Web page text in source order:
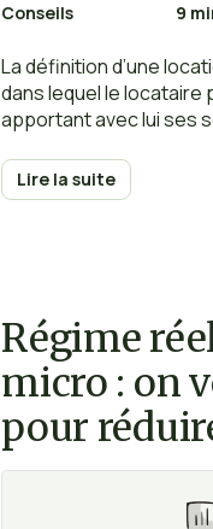
Conseils 9
La définition d’une
dans lequel le locataire
apportant avec lui ses
Lire la suite
Régime
micro : on
pour